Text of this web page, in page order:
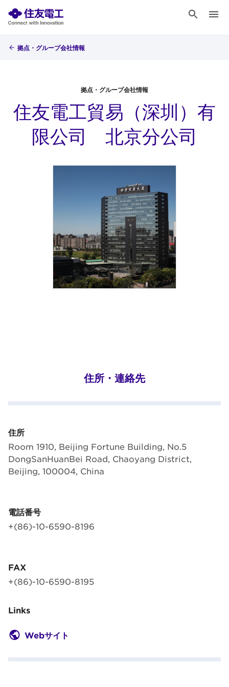
拠点・グループ会社情報
拠点・グループ会社情報
住友電工貿易（深圳）有
限公司 北京分公司
住所・連絡先
住所
Room 1910, Beijing Fortune Building, No.5
DongSanHuanBei Road, Chaoyang District,
Beijing, 100004, China
電話番号
+(86)-10-6590-8196
FAX
+(86)-10-6590-8195
Links
Webサイト